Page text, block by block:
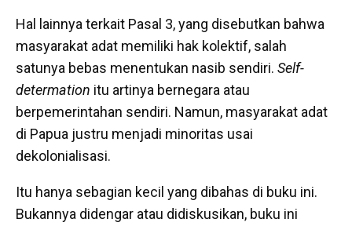
Hal lainnya terkait Pasal 3, yang disebutkan bahwa
masyarakat adat memiliki hak kolektif, salah
satunya bebas menentukan nasib sendiri. Self-
determation itu artinya bernegara atau
berpemerintahan sendiri. Namun, masyarakat adat
di Papua justru menjadi minoritas usai
dekolonialisasi.
Itu hanya sebagian kecil yang dibahas di buku ini.
Bukannya didengar atau didiskusikan, buku ini